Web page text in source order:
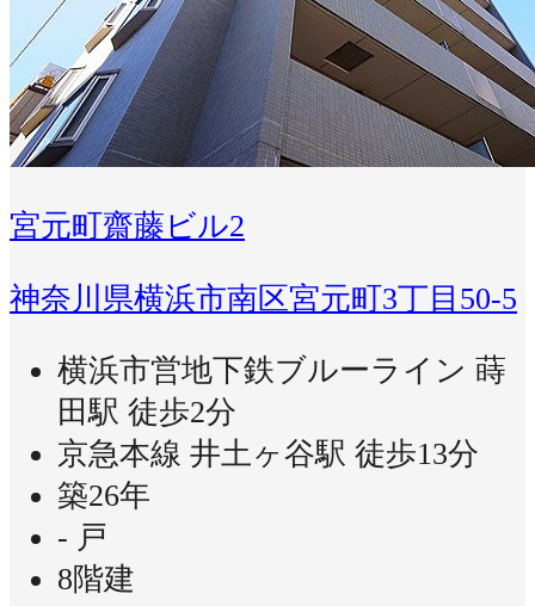
宮元町齋藤ビル2
神奈川県横浜市南区宮元町3丁目50-5
横浜市営地下鉄ブルーライン 蒔
田駅 徒歩2分
京急本線 井土ヶ谷駅 徒歩13分
築26年
- 戸
8階建